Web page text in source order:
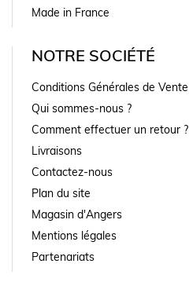
Made in France
NOTRE SOCIÉTÉ
Conditions Générales de Vente
Qui sommes-nous ?
Comment effectuer un retour ?
Livraisons
Contactez-nous
Plan du site
Magasin d'Angers
Mentions légales
Partenariats